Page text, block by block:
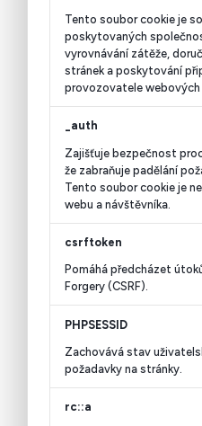
Tento soubor cookie je
poskytovaných
vyrovnávání zátěže,
stránek a poskytování
provozovatele webových
_auth
Zajišťuje bezpečnost
že zabraňuje padělání
Tento soubor cookie je
webu a návštěvníka.
csrftoken
Pomáhá předcházet
Forgery (CSRF).
PHPSESSID
Zachovává stav
požadavky na stránky.
rc::a